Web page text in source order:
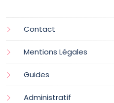
Contact
Mentions Légales
Guides
Administratif